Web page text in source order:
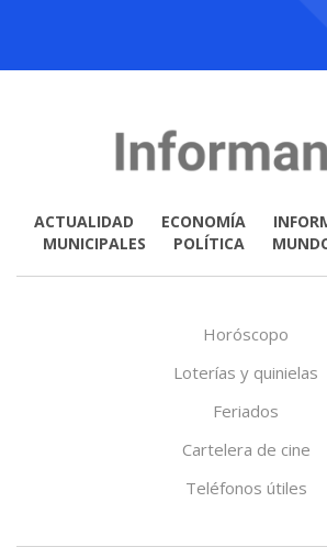
ACTUALIDAD ECONOMÍA
MUNICIPALES
POLÍTICA
Horóscopo
Loterías y quinielas
Feriados
Cartelera de cine
Teléfonos útiles